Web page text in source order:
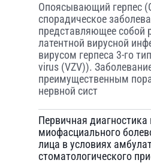
Опоясывающий герпес
спорадическое
представляющее собой
латентной вирусной
вирусом герпеса 3-го
virus (VZV)).
преимущественным
нервной сист
Первичная диагностика
миофасциального
лица в условиях
стоматологического